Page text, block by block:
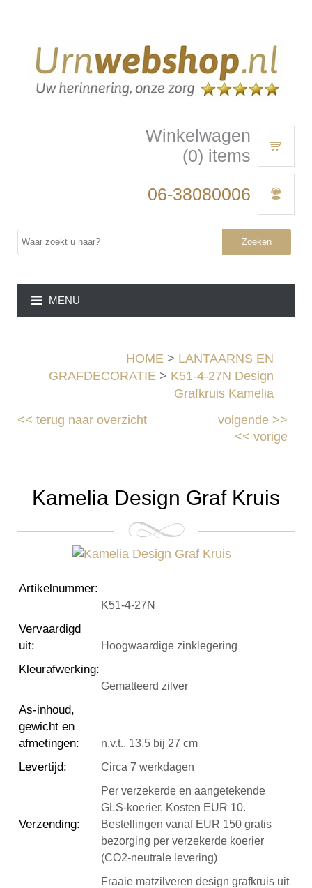
Winkelwagen
(0) items
06-38080006
Zoeken
MENU
HOME > LANTAARNS EN
GRAFDECORATIE > K51-4-27N Design
Grafkruis Kamelia
<<terug naar overzicht volgende>>
<< vorige
Kamelia Design Graf Kruis
Artikelnummer:
K51-4-27N
Vervaardigd
uit: Hoogwaardige zinklegering
Kleurafwerking:
Gematteerd zilver
As-inhoud,
gewicht en
afmetingen: n.v.t., 13.5 bij 27 cm
Levertijd: Circa 7 werkdagen
Verzending:
Per verzekerde en aangetekende
GLS-koerier. Kosten EUR 10.
Bestellingen vanaf EUR 150 gratis
bezorging per verzekerde koerier
(CO2-neutrale levering)
Fraaie matzilveren design grafkruis uit